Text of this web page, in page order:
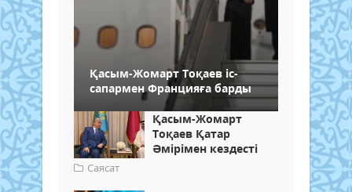
Қасым-Жомарт Тоқаев іс-
сапармен Францияға барды
Қасым-Жомарт
Тоқаев Қатар
Әмірімен кездесті
Саясат